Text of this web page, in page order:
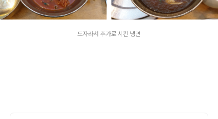
모자라서 추가로 시킨 냉면